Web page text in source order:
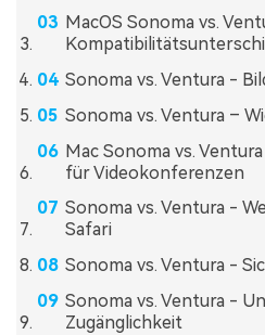
MacOS Sonoma vs.
Sonoma vs. Ventura -
Sonoma vs. Ventura –
Mac Sonoma vs.
für Videokonferenzen
Sonoma vs. Ventura -
Safari
Sonoma vs. Ventura -
Sonoma vs. Ventura -
Zugänglichkeit